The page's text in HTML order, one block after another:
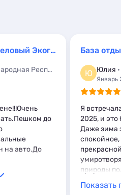
База отдыха Можжевеловый ЭкогородОк
· Луганская Народная Республика,Луганск
до
на авто.До
База
Ю Юлия
Январь
Я
2025, и
Даже зима
природы
Показать